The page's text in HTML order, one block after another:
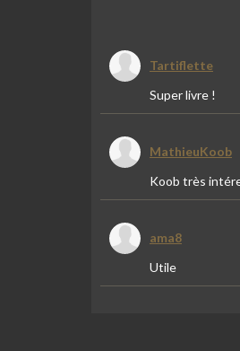
Tartiflette
Super livre !
MathieuKoob
Koob très
ama8
Utile